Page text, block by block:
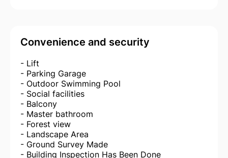
Convenience and security
- Lift
- Parking Garage
- Outdoor Swimming Pool
- Social facilities
- Balcony
- Master bathroom
- Forest view
- Landscape Area
- Ground Survey Made
- Building Inspection Has Been Done